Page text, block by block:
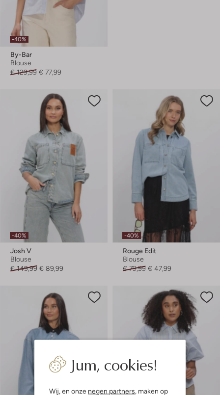
Jum, cookies!
Wij, en onze negen partners , maken op
-40%
By-Bar
Blouse
€ 129,99 € 77,99
-40%
Josh V
Blouse
€ 149,99 € 89,99
-40%
Rouge Edit
Blouse
€ 79,99 € 47,99